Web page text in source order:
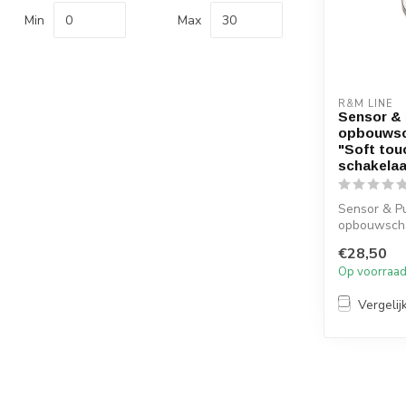
Min Max
R&M LINE
Sensor &
"Soft
Sensor &
50/60HZ.
€28,50
Op voorraad